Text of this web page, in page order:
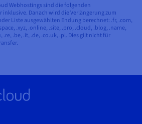
Webhostings sind die folgenden
Danach wird die Verlängerung zum
Liste ausgewählten Endung berechnet: .fr, .com,
.xyz, .online, .site, .pro, .cloud, .blog, .name,
.be, .it, .de, .co.uk, .pl. Dies gilt nicht für